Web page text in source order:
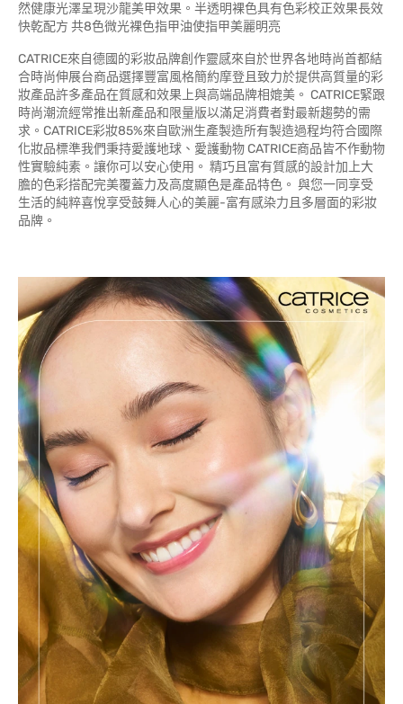
然健康光澤呈現沙龍美甲效果。半透明裸色具有色彩校正效果長效
快乾配方 共8色微光裸色指甲油使指甲美麗明亮
CATRICE來自德國的彩妝品牌創作靈感來自於世界各地時尚首都結
合時尚伸展台商品選擇豐富風格簡約摩登且致力於提供高質量的彩
妝產品許多產品在質感和效果上與高端品牌相媲美。 CATRICE緊跟
時尚潮流經常推出新產品和限量版以滿足消費者對最新趨勢的需
求。CATRICE彩妝85%來自歐洲生產製造所有製造過程均符合國際
化妝品標準我們秉持愛護地球、愛護動物 CATRICE商品皆不作動物
性實驗純素。讓你可以安心使用。 精巧且富有質感的設計加上大
膽的色彩搭配完美覆蓋力及高度顯色是產品特色。 與您一同享受
生活的純粹喜悅享受鼓舞人心的美麗-富有感染力且多層面的彩妝
品牌。